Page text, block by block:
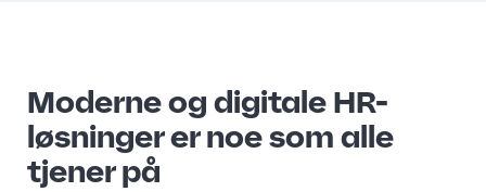
Moderne og digitale HR-
løsninger er noe som alle
tjener på